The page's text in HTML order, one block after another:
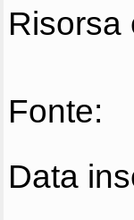
Risorsa
Fonte:
Data